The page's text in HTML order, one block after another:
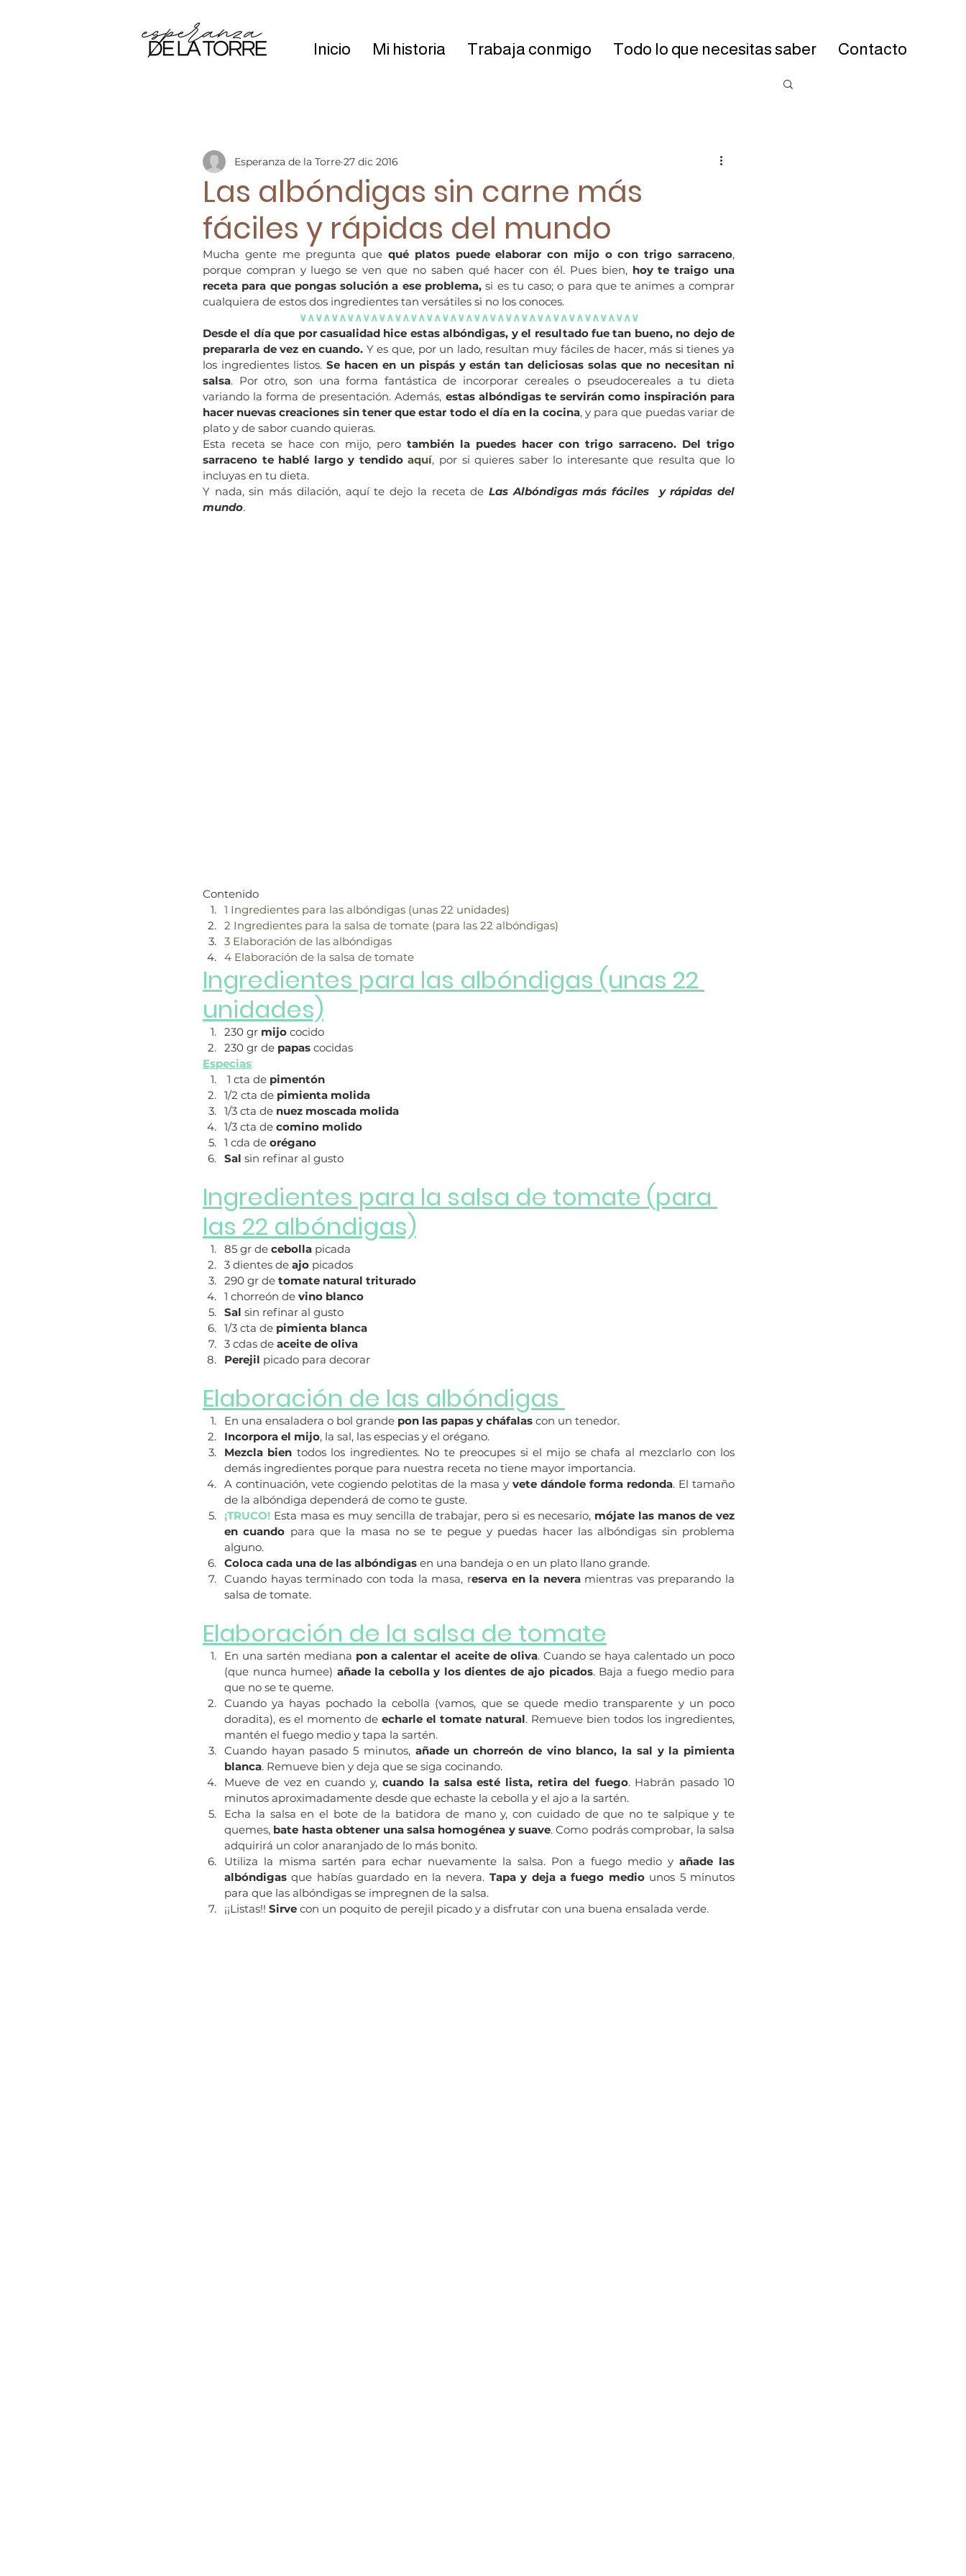
Inicio Mi historia Trabaja conmigo Todo lo que necesitas saber Contacto
Las albóndigas sin carne más
fáciles y rápidas del mundo
Esperanza de la Torre 27 dic 2016
Mucha gente me pregunta que qué platos puede elaborar con mijo o con trigo sarraceno,
porque compran y luego se ven que no saben qué hacer con él. Pues bien, hoy te traigo una
receta para que pongas solución a ese problema, si es tu caso; o para que te animes a comprar
cualquiera de estos dos ingredientes tan versátiles si no los conoces.
∨∧∨∧∨∧∨∧∨∧∨∧∨∧∨∧∨∧∨∧∨∧∨∧∨∧∨∧∨∧∨∧∨∧∨∧∨∧∨∧∨∧∨
Desde el día que por casualidad hice estas albóndigas, y el resultado fue tan bueno, no dejo de
prepararla de vez en cuando. Y es que, por un lado, resultan muy fáciles de hacer, más si tienes ya
los ingredientes listos. Se hacen en un pispás y están tan deliciosas solas que no necesitan ni
salsa. Por otro, son una forma fantástica de incorporar cereales o pseudocereales a tu dieta
variando la forma de presentación. Además, estas albóndigas te servirán como inspiración para
hacer nuevas creaciones sin tener que estar todo el día en la cocina, y para que puedas variar de
plato y de sabor cuando quieras.
Esta receta se hace con mijo, pero también la puedes hacer con trigo sarraceno. Del trigo
sarraceno te hablé largo y tendido aquí, por si quieres saber lo interesante que resulta que lo
incluyas en tu dieta.
Y nada, sin más dilación, aquí te dejo la receta de Las Albóndigas más fáciles  y rápidas del
mundo.
Contenido
1 Ingredientes para las albóndigas (unas 22 unidades)
2 Ingredientes para la salsa de tomate (para las 22 albóndigas)
3 Elaboración de las albóndigas
4 Elaboración de la salsa de tomate
Ingredientes para las albóndigas (unas 22
unidades)
230 gr mijo cocido
230 gr de papas cocidas
Especias:
1 cta de pimentón
1/2 cta de pimienta molida
1/3 cta de nuez moscada molida
1/3 cta de comino molido
1 cda de orégano
Sal sin refinar al gusto
Ingredientes para la salsa de tomate (para
las 22 albóndigas)
85 gr de cebolla picada
3 dientes de ajo picados
290 gr de tomate natural triturado
1 chorreón de vino blanco
Sal sin refinar al gusto
1/3 cta de pimienta blanca
3 cdas de aceite de oliva
Perejil picado para decorar
Elaboración de las albóndigas
En una ensaladera o bol grande pon las papas y cháfalas con un tenedor.
Incorpora el mijo, la sal, las especias y el orégano.
Mezcla bien todos los ingredientes. No te preocupes si el mijo se chafa al mezclarlo con los
demás ingredientes porque para nuestra receta no tiene mayor importancia.
A continuación, vete cogiendo pelotitas de la masa y vete dándole forma redonda. El tamaño
de la albóndiga dependerá de como te guste.
¡TRUCO! Esta masa es muy sencilla de trabajar, pero si es necesario, mójate las manos de vez
en cuando para que la masa no se te pegue y puedas hacer las albóndigas sin problema
alguno.
Coloca cada una de las albóndigas en una bandeja o en un plato llano grande.
Cuando hayas terminado con toda la masa, reserva en la nevera mientras vas preparando la
salsa de tomate.
Elaboración de la salsa de tomate
En una sartén mediana pon a calentar el aceite de oliva. Cuando se haya calentado un poco
(que nunca humee) añade la cebolla y los dientes de ajo picados. Baja a fuego medio para
que no se te queme.
Cuando ya hayas pochado la cebolla (vamos, que se quede medio transparente y un poco
doradita), es el momento de echarle el tomate natural. Remueve bien todos los ingredientes,
mantén el fuego medio y tapa la sartén.
Cuando hayan pasado 5 minutos, añade un chorreón de vino blanco, la sal y la pimienta
blanca. Remueve bien y deja que se siga cocinando.
Mueve de vez en cuando y, cuando la salsa esté lista, retira del fuego. Habrán pasado 10
minutos aproximadamente desde que echaste la cebolla y el ajo a la sartén.
Echa la salsa en el bote de la batidora de mano y, con cuidado de que no te salpique y te
quemes, bate hasta obtener una salsa homogénea y suave. Como podrás comprobar, la salsa
adquirirá un color anaranjado de lo más bonito.
Utiliza la misma sartén para echar nuevamente la salsa. Pon a fuego medio y añade las
albóndigas que habías guardado en la nevera. Tapa y deja a fuego medio unos 5 minutos
para que las albóndigas se impregnen de la salsa.
¡¡Listas!! Sirve con un poquito de perejil picado y a disfrutar con una buena ensalada verde.